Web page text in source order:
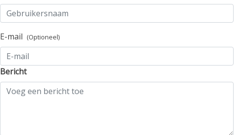
E-mail (Optioneel)
Bericht